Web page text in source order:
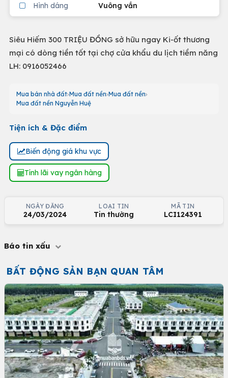
Hình dáng Vuông vắn
Siêu Hiếm 300 TRIỆU ĐỒNG sở hữu ngay Ki-ốt thương
mại có dòng tiền tốt tại chợ cửa khẩu du lịch tiềm năng
LH: 0916052466
Mua bán nhà đất Mua đất nền Mua đất nền
Mua đất nền Nguyễn Huệ
Tiện ích & Đặc điểm
Biến động giá khu vực
Tính lãi vay ngân hàng
NGÀY ĐĂNG
24/03/2024
LOẠI TIN
Tin thường
MÃ TIN
LCI124391
Báo tin xấu
BẤT ĐỘNG SẢN BẠN QUAN TÂM